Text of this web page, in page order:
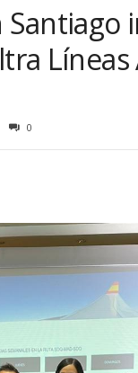
Líneas
0